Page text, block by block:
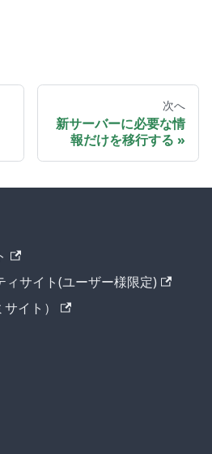
次へ
新サーバーに必要な情
報だけを移行する
サイト(ユーザー様限定)
イト）